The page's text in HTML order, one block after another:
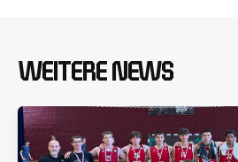
WEITERE NEWS